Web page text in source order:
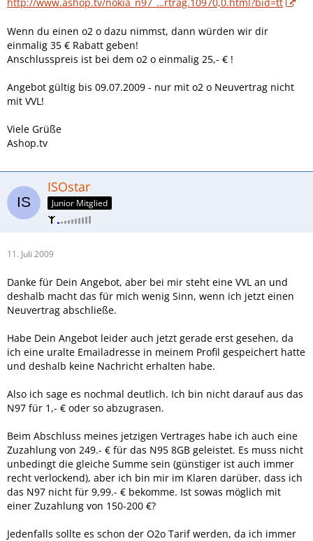
Wenn du einen o2 o dazu nimmst, dann würden wir dir
einmalig 35 € Rabatt geben!
Anschlusspreis ist bei dem o2 o einmalig 25,- € !
Angebot gültig bis 09.07.2009 - nur mit o2 o Neuvertrag nicht
mit VVL!
Viele Grüße
Ashop.tv
ISOstar
Junior Mitglied
11. Juli 2009
Danke für Dein Angebot, aber bei mir steht eine VVL an und
deshalb macht das für mich wenig Sinn, wenn ich jetzt einen
Neuvertrag abschließe.
Habe Dein Angebot leider auch jetzt gerade erst gesehen, da
ich eine uralte Emailadresse in meinem Profil gespeichert hatte
und deshalb keine Nachricht erhalten habe.
Also ich sage es nochmal deutlich. Ich bin nicht darauf aus das
N97 für 1,- € oder so abzugrasen.
Beim Abschluss meines jetzigen Vertrages habe ich auch eine
Zuzahlung von 249.- € für das N95 8GB geleistet. Es muss nicht
unbedingt die gleiche Summe sein (günstiger ist auch immer
recht verlockend), aber ich bin mir im Klaren darüber, dass ich
das N97 nicht für 9,99.- € bekomme. Ist sowas möglich mit
einer Zuzahlung von 150-200 €?
Jedenfalls sollte es schon der O2o Tarif werden, da ich immer